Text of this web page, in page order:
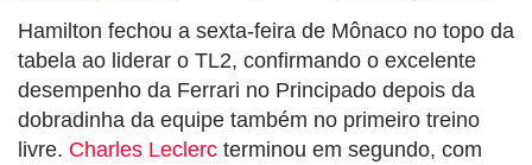
Hamilton fechou a sexta-feira de Mônaco no topo da
tabela ao liderar o TL2, confirmando o excelente
desempenho da Ferrari no Principado depois da
dobradinha da equipe também no primeiro treino
livre. Charles Leclerc terminou em segundo, com